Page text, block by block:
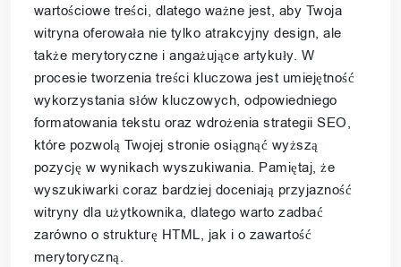
wartościowe treści, dlatego ważne jest, aby Twoja
witryna oferowała nie tylko atrakcyjny design, ale
także merytoryczne i angażujące artykuły. W
procesie tworzenia treści kluczowa jest umiejętność
wykorzystania słów kluczowych, odpowiedniego
formatowania tekstu oraz wdrożenia strategii SEO,
które pozwolą Twojej stronie osiągnąć wyższą
pozycję w wynikach wyszukiwania. Pamiętaj, że
wyszukiwarki coraz bardziej doceniają przyjazność
witryny dla użytkownika, dlatego warto zadbać
zarówno o strukturę HTML, jak i o zawartość
merytoryczną.